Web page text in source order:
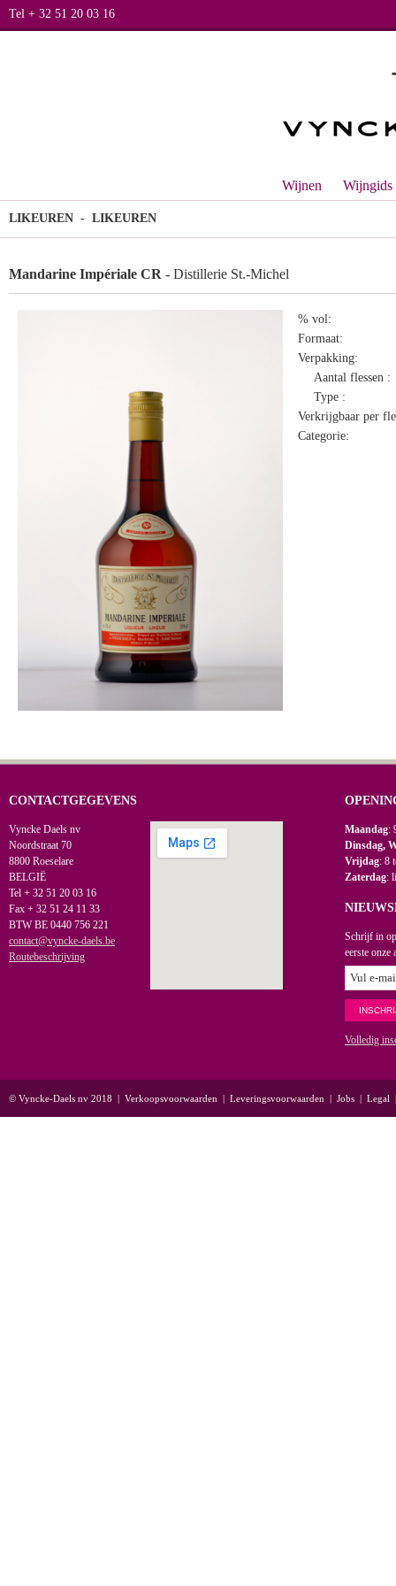
Tel + 32 51 20 03 16
Wijnen Wijngids
LIKEUREN - LIKEUREN
Mandarine Impériale CR - Distillerie St.-Michel
% vol:
Formaat:
Verpakking:
Aantal flessen :
Type :
Verkrijgbaar per
Categorie:
CONTACTGEGEVENS
Vyncke Daels nv
Noordstraat 70
8800 Roeselare
BELGIË
Tel + 32 51 20 03 16
Fax + 32 51 24 11 33
BTW BE 0440 756 221
contact@vyncke-daels.be
Routebeschrijving
Maandag:
Dinsdag,
Vrijdag: 8
Zaterdag:
Schrijf in
eerste onze
Volledig
© Vyncke-Daels nv 2018 | Verkoopsvoorwaarden | Leveringsvoorwaarden | Jobs | Legal